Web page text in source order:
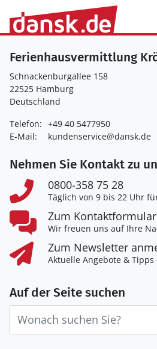
Ferienhausvermittlung
Schnackenburgallee 158
22525 Hamburg
Deutschland
Telefon: +49 40 5477950
E-Mail:
kundenservice@dansk.de
Nehmen Sie Kontakt zu
0800-358 75 28
Täglich von 9 bis 22 Uhr
Zum Kontaktformular
Wir freuen uns auf Ihre
Zum Newsletter
Aktuelle Angebote &
Auf der Seite suchen